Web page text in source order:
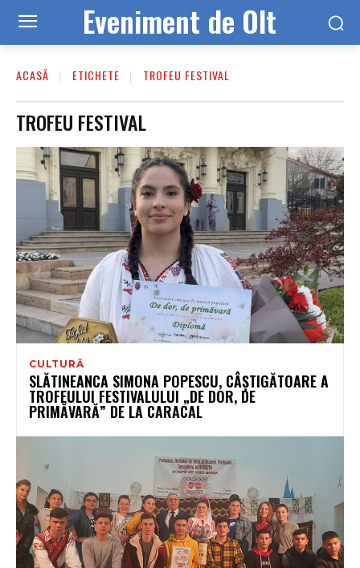
Eveniment de Olt
ACASĂ ETICHETE TROFEU FESTIVAL
TROFEU FESTIVAL
CULTURĂ
SLĂTINEANCA SIMONA POPESCU, CÂȘTIGĂTOARE A
TROFEULUI FESTIVALULUI „DE DOR, DE
PRIMĂVARĂ” DE LA CARACAL